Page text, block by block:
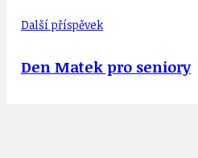
Další příspěvek
Den Matek pro seniory